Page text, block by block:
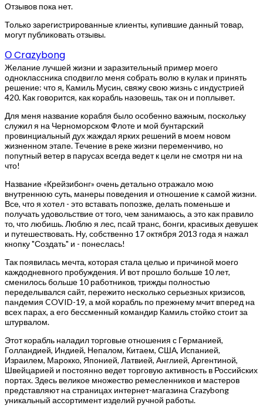
Отзывов пока нет.
Только зарегистрированные клиенты, купившие данный товар,
могут публиковать отзывы.
О Crazybong
Желание лучшей жизни и заразительный пример моего
одноклассника сподвигло меня собрать волю в кулак и принять
решение: что я, Камиль Мусин, свяжу свою жизнь с индустрией
420. Как говорится, как корабль назовешь, так он и поплывет.
Для меня название корабля было особенно важным, поскольку
служил я на Черноморском Флоте и мой бунтарский
провинциальный дух жаждал ярких решений в моем новом
жизненном этапе. Течение в реке жизни переменчиво, но
попутный ветер в парусах всегда ведет к цели не смотря ни на
что!
Название «Крейзибонг» очень детально отражало мою
внутреннюю суть, манеры поведения и отношение к самой жизни.
Все, что я хотел - это вставать попозже, делать поменьше и
получать удовольствие от того, чем занимаюсь, а это как правило
то, что любишь. Люблю я лес, псай транс, бонги, красивых девушек
и путешествовать. Ну, собственно 17 октября 2013 года я нажал
кнопку "Создать" и - понеслась!
Так появилась мечта, которая стала целью и причиной моего
каждодневного пробуждения. И вот прошло больше 10 лет,
сменилось больше 10 работников, трижды полностью
переделывался сайт, пережито несколько серьезных кризисов,
пандемия COVID-19, а мой корабль по прежнему мчит вперед на
всех парах, а его бессменный командир Камиль стойко стоит за
штурвалом.
Этот корабль наладил торговые отношения с Германией,
Голландией, Индией, Непалом, Китаем, США, Испанией,
Израилем, Марокко, Японией, Латвией, Англией, Аргентиной,
Швейцарией и постоянно ведет торговую активность в Российских
портах. Здесь великое множество ремесленников и мастеров
представляют на страницах интернет-магазина Crazybong
уникальный ассортимент изделий ручной работы.